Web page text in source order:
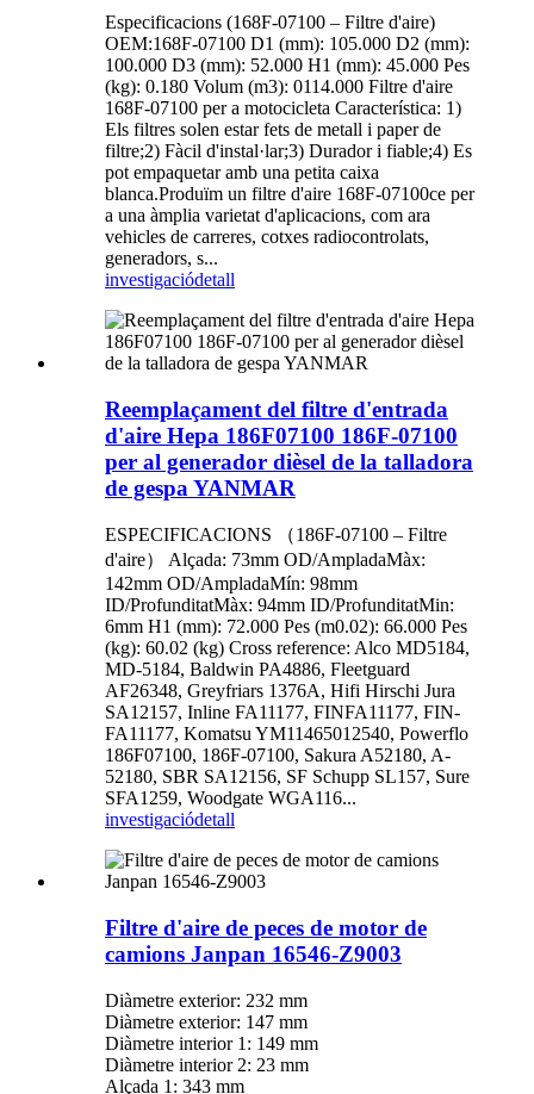
Especificacions (168F-07100 – Filtre d'aire)
OEM:168F-07100 D1 (mm): 105.000 D2 (mm):
100.000 D3 (mm): 52.000 H1 (mm): 45.000 Pes
(kg): 0.180 Volum (m3): 0114.000 Filtre d'aire
168F-07100 per a motocicleta Característica: 1)
Els filtres solen estar fets de metall i paper de
filtre;2) Fàcil d'instal·lar;3) Durador i fiable;4) Es
pot empaquetar amb una petita caixa
blanca.Produïm un filtre d'aire 168F-07100ce per
a una àmplia varietat d'aplicacions, com ara
vehicles de carreres, cotxes radiocontrolats,
generadors, s...
investigaciódetall
Reemplaçament del filtre d'entrada
d'aire Hepa 186F07100 186F-07100
per al generador dièsel de la talladora
de gespa YANMAR
ESPECIFICACIONS （186F-07100 – Filtre
d'aire） Alçada: 73mm OD/AmpladaMàx:
142mm OD/AmpladaMín: 98mm
ID/ProfunditatMàx: 94mm ID/ProfunditatMin:
6mm H1 (mm): 72.000 Pes (m0.02): 66.000 Pes
(kg): 60.02 (kg) Cross reference: Alco MD5184,
MD-5184, Baldwin PA4886, Fleetguard
AF26348, Greyfriars 1376A, Hifi Hirschi Jura
SA12157, Inline FA11177, FINFA11177, FIN-
FA11177, Komatsu YM11465012540, Powerflo
186F07100, 186F-07100, Sakura A52180, A-
52180, SBR SA12156, SF Schupp SL157, Sure
SFA1259, Woodgate WGA116...
investigaciódetall
Filtre d'aire de peces de motor de
camions Janpan 16546-Z9003
Diàmetre exterior: 232 mm
Diàmetre exterior: 147 mm
Diàmetre interior 1: 149 mm
Diàmetre interior 2: 23 mm
Alçada 1: 343 mm